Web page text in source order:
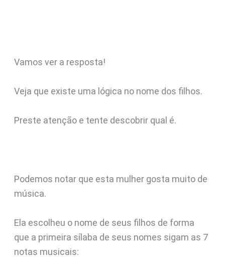
Vamos ver a resposta!
Veja que existe uma lógica no nome dos filhos.
Preste atenção e tente descobrir qual é.
Podemos notar que esta mulher gosta muito de
música.
Ela escolheu o nome de seus filhos de forma
que a primeira sílaba de seus nomes sigam as 7
notas musicais: